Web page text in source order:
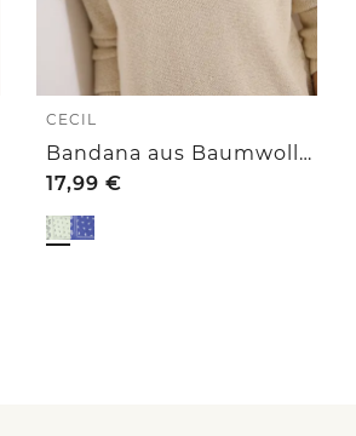
CECIL
Bandana aus Baumwolle mit Print
17,99 €